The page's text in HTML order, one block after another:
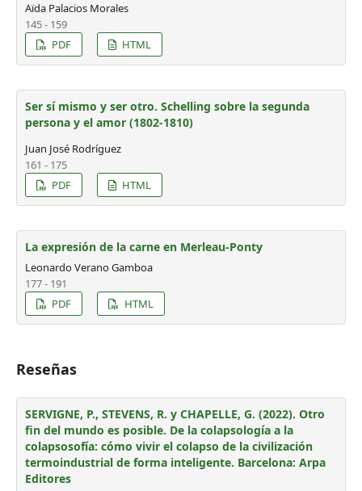
Aïda Palacios Morales
145 - 159
PDF
HTML
Ser sí mismo y ser otro. Schelling sobre la segunda
persona y el amor (1802-1810)
Juan José Rodríguez
161 - 175
PDF
HTML
La expresión de la carne en Merleau-Ponty
Leonardo Verano Gamboa
177 - 191
PDF
HTML
Reseñas
SERVIGNE, P., STEVENS, R. y CHAPELLE, G. (2022). Otro
fin del mundo es posible. De la colapsología a la
colapsosofía: cómo vivir el colapso de la civilización
termoindustrial de forma inteligente. Barcelona: Arpa
Editores